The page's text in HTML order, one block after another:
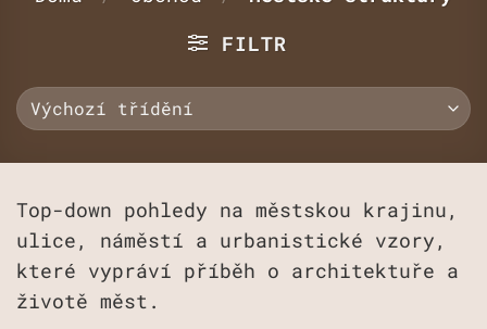
FILTR
Top-down pohledy na městskou krajinu,
ulice, náměstí a urbanistické vzory,
které vypráví příběh o architektuře a
životě měst.